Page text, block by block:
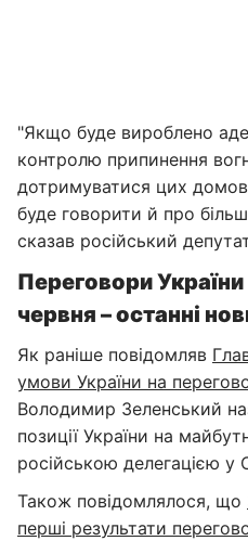
"Якщо буде вироблено
контролю припинення
дотримуватися цих
буде говорити й про
сказав російський
Переговори України
червня – останні
Як раніше повідомляв
умови України на
Володимир Зеленський
позиції України на
російською делегацією у
Також повідомлялося, що
перші результати